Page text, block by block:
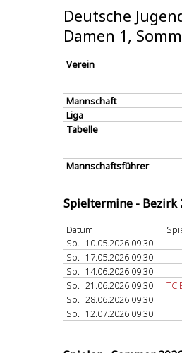
Deutsche
Damen 1,
Verein
Mannschaft
Liga
Tabelle
Mannschaftsführer
Spieltermine - Bezirk
Datum
So. 10.05.2026 09:30
So. 17.05.2026 09:30
So. 14.06.2026 09:30
So. 21.06.2026 09:30
TC
So. 28.06.2026 09:30
So. 12.07.2026 09:30